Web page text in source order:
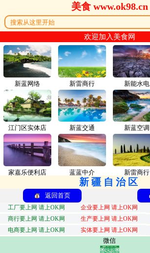
美食 www.ok98.cn
欢迎加入美食网
新蓝网络 新雷商行
江门区实体店 新蓝交通
家嘉乐便利店 蓝蓝中介
新能水电
新蓝空调
新雷商行
新疆自治区
返回首页
工厂要上网 请上OK网 企业要上网 请上OK网
商行要上网 请上OK网
生产要上网 请上OK网
电商要上网 请上OK网
实体要上网 请上OK网
微信